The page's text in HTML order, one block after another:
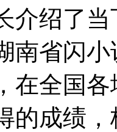
介绍了
南省闪
在全国
的成绩